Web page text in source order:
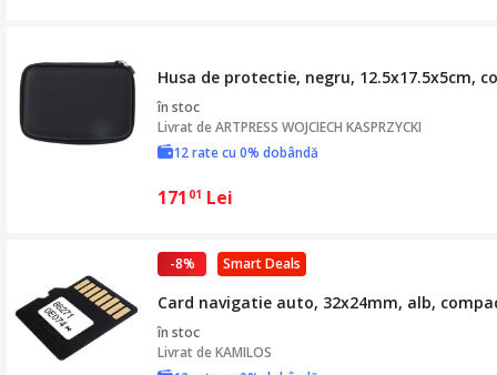
Husa de protectie, negru, 12.5x17.5x5cm,
în stoc
Livrat deARTPRESS WOJCIECH KASPRZYCKI
12 rate cu 0% dobândă
171 01 Lei
Smart Deals
-8%
Card navigatie auto, 32x24mm, alb,
în stoc
Livrat deKAMILOS